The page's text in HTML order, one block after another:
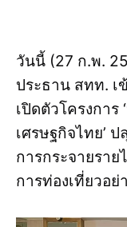
วันนี้ (27 ก.พ.
ประธาน สทท. เ
เปิดตัวโครงการ
เศรษฐกิจไทย’
การกระจายรา
การท่องเที่ยวอย่